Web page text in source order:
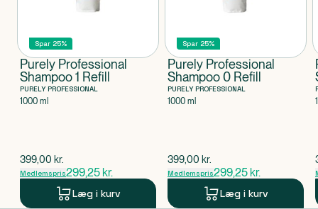
Spar 25%
Purely Professional
Shampoo 1 Refill
PURELY PROFESSIONAL
1000 ml
$gammel pris
399,00 kr.
Medlemspris299,25 kr.
Læg i kurv
Spar 25%
Purely Professional
Shampoo 0 Refill
PURELY PROFESSIONAL
1000 ml
$gammel pris
399,00 kr.
Medlemspris299,25 kr.
Læg i kurv